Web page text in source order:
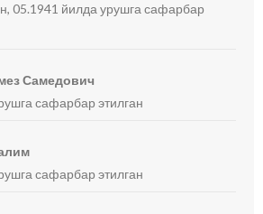
05.1941 йилда урушга сафарбар
Самедович
сафарбар этилган
сафарбар этилган